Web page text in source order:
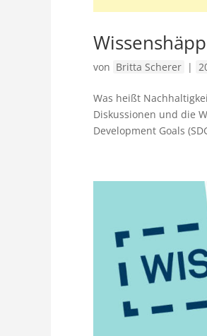
von Britta Scherer |
Was heißt
Diskussionen und die
Development Goals